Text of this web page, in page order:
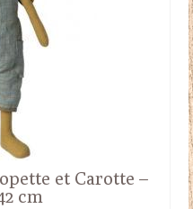
et Carotte –
cm